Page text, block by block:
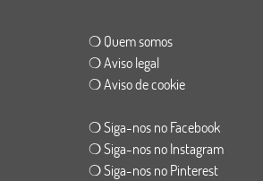
❍ Quem somos
❍ Aviso legal
❍ Aviso de cookie
❍ Siga-nos no Facebook
❍ Siga-nos no Instagram
❍ Siga-nos no Pinterest